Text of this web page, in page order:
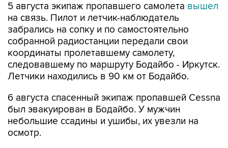
5 августа экипаж пропавшего самолета вышел
на связь. Пилот и летчик-наблюдатель
забрались на сопку и по самостоятельно
собранной радиостанции передали свои
координаты пролетавшему самолету,
следовавшему по маршруту Бодайбо - Иркутск.
Летчики находились в 90 км от Бодайбо.
6 августа спасенный экипаж пропавшей Cessna
был эвакуирован в Бодайбо. У мужчин
небольшие ссадины и ушибы, их увезли на
осмотр.